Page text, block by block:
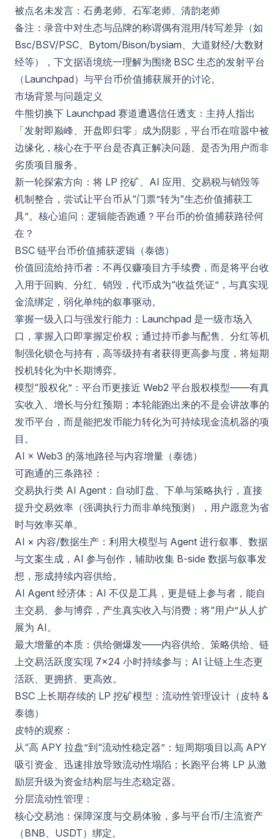
被点名未发言：石勇老师、石军老师、清韵老师
备注：录音中对生态与品牌的称谓偶有混用/转写差异（如
Bsc/BSV/PSC、Bytom/Bison/bysiam、大道财经/大数财
经等），下文据语境统一理解为围绕 BSC 生态的发射平台
（Launchpad）与平台币价值捕获展开的讨论。
市场背景与问题定义
牛熊切换下 Launchpad 赛道遭遇信任透支：主持人指出
「发射即巅峰、开盘即归零」成为阴影，平台币在喧嚣中被
边缘化，核心在于平台是否真正解决问题、是否为用户而非
劣质项目服务。
新一轮探索方向：将 LP 挖矿、AI 应用、交易税与销毁等
机制整合，尝试让平台币从“门票”转为“生态价值捕获工
具”。核心追问：逻辑能否跑通？平台币的价值捕获路径何
在？
BSC 链平台币价值捕获逻辑（泰德）
价值回流给持币者：不再仅赚项目方手续费，而是将平台收
入用于回购、分红、销毁，代币成为“收益凭证”，与真实现
金流绑定，弱化单纯的叙事驱动。
掌握一级入口与强发行能力：Launchpad 是一级市场入
口，掌握入口即掌握定价权；通过持币参与配售、分红等机
制强化锁仓与持有，高等级持有者获得更高参与度，将短期
投机转化为中长期博弈。
模型“股权化”：平台币更接近 Web2 平台股权模型——有真
实收入、增长与分红预期；本轮能跑出来的不是会讲故事的
发币平台，而是能把发币能力转化为可持续现金流机器的项
目。
AI × Web3 的落地路径与内容增量（泰德）
可跑通的三条路径：
交易执行类 AI Agent：自动盯盘、下单与策略执行，直接
提升交易效率（强调执行力而非单纯预测），用户愿意为省
时与效率买单。
AI × 内容/数据生产：利用大模型与 Agent 进行叙事、数据
与文案生成，AI 参与创作，辅助收集 B-side 数据与叙事发
想，形成持续内容供给。
AI Agent 经济体：AI 不仅是工具，更是链上参与者，能自
主交易、参与博弈，产生真实收入与消费；将“用户”从人扩
展为 AI。
最大增量的本质：供给侧爆发——内容供给、策略供给、链
上交易活跃度实现 7×24 小时持续参与；AI 让链上生态更
活跃、更拥挤、更高效。
BSC 上长期存续的 LP 挖矿模型：流动性管理设计（皮特 &
泰德）
皮特的观察：
从“高 APY 拉盘”到“流动性稳定器”：短周期项目以高 APY
吸引资金、迅速排放导致流动性塌陷；长跑平台将 LP 从激
励层升级为资金结构层与生态稳定器。
分层流动性管理：
核心交易池：保障深度与交易体验，多与平台币/主流资产
（BNB、USDT）绑定。